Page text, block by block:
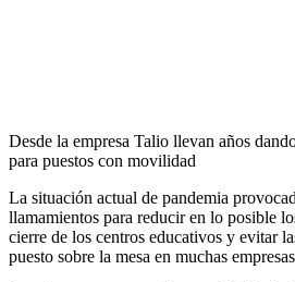
Desde la empresa Talio llevan años
para puestos con movilidad
La situación actual de pandemia
llamamientos para reducir en lo posible
cierre de los centros educativos y evitar
puesto sobre la mesa en muchas